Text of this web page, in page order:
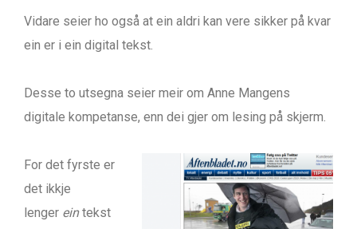
Vidare seier ho også at ein aldri kan vere sikker på kvar
ein er i ein digital tekst.
Desse to utsegna seier meir om Anne Mangens
digitale kompetanse, enn dei gjer om lesing på skjerm.
For det fyrste er
det ikkje
lenger eintekst